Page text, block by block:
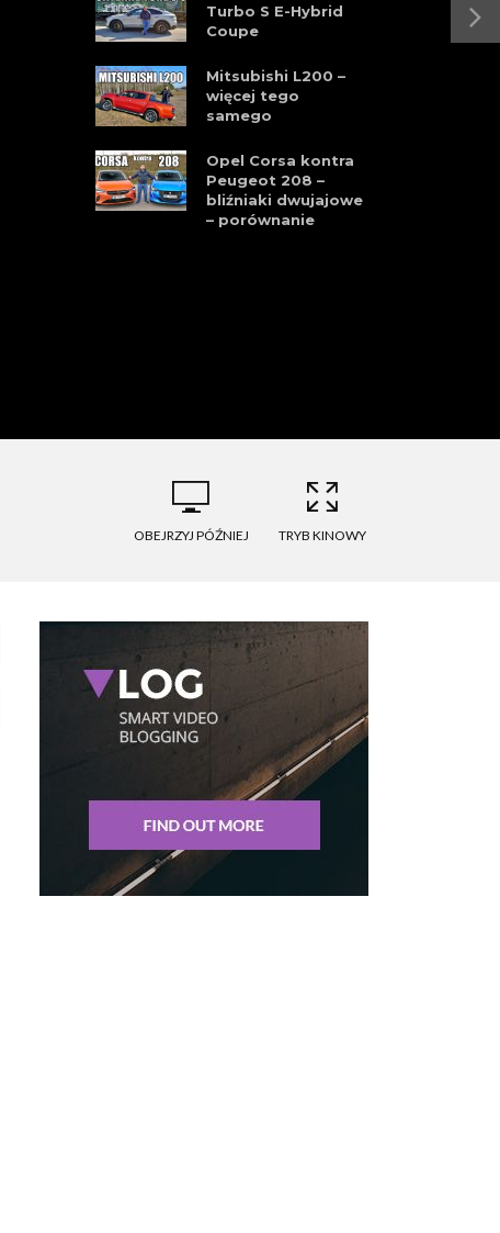
Turbo S E-Hybrid
Coupe
Mitsubishi L200 –
więcej tego
samego
Opel Corsa kontra
Peugeot 208 –
bliźniaki dwujajowe
– porównanie
OBEJRZYJ PÓŹNIEJ TRYB KINOWY